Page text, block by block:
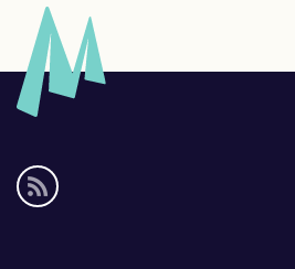
Social
media